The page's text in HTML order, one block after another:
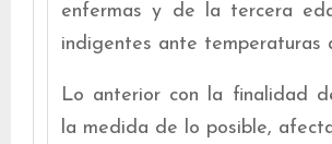
enfermas y de la tercera
indigentes ante temperaturas
Lo anterior con la finalidad
la medida de lo posible,